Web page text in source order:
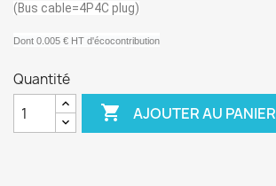
(Bus cable=4P4C plug)
Dont 0.005 € HT d'écocontribution
Quantité
 AJOUTER AU PANIER